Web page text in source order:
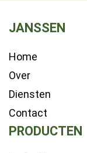
JANSSEN
Home
Over
Diensten
Contact
PRODUCTEN